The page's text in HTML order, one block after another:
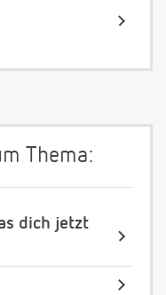
Thema:
dich jetzt